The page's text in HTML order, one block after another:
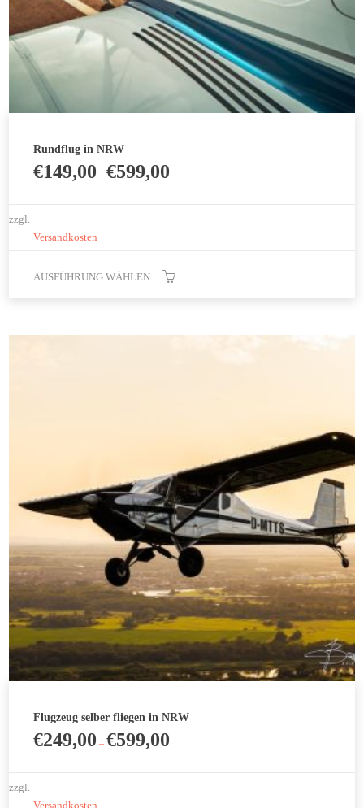
Rundflug in NRW
€149,00 –€599,00
zzgl.
Versandkosten
AUSFÜHRUNG WÄHLEN
Produktseite
werden
Flugzeug selber fliegen in NRW
€249,00 –€599,00
zzgl.
Versandkosten